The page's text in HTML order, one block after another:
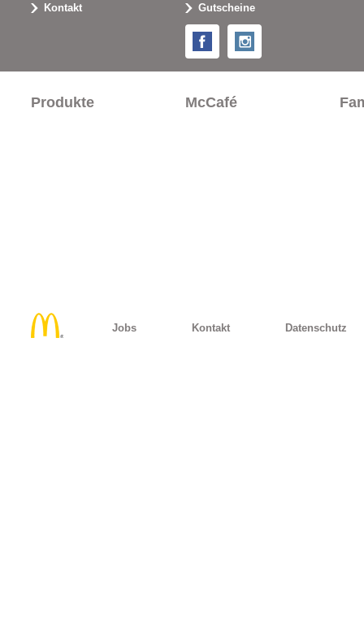
Kontakt Gutscheine
Facebook
Produkte McCafé
Jobs Kontakt Datenschutz